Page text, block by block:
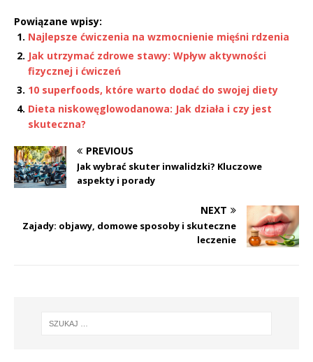
Powiązane wpisy:
Najlepsze ćwiczenia na wzmocnienie mięśni rdzenia
Jak utrzymać zdrowe stawy: Wpływ aktywności
fizycznej i ćwiczeń
10 superfoods, które warto dodać do swojej diety
Dieta niskowęglowodanowa: Jak działa i czy jest
skuteczna?
PREVIOUS
Jak wybrać skuter inwalidzki? Kluczowe
aspekty i porady
NEXT
Zajady: objawy, domowe sposoby i skuteczne
leczenie